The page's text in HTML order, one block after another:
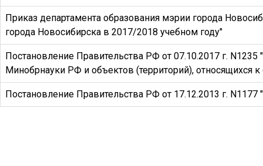
Приказ департамента образования мэрии города
города Новосибирска в 2017/2018 учебном году"
Постановление Правительства РФ от 07.10.2017 г.
Минобрнауки РФ и объектов (территорий), относящихся
Постановление Правительства РФ от 17.12.2013 г.